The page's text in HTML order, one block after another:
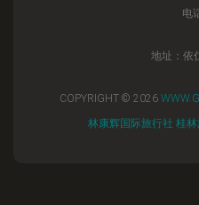
电
地址：依
COPYRIGHT © 2026
林康辉国际旅行社 桂林